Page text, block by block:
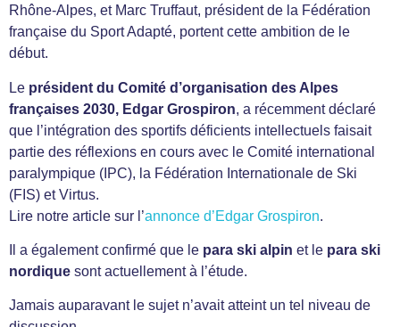
Rhône-Alpes, et Marc Truffaut, président de la Fédération
française du Sport Adapté, portent cette ambition de le
début.
Le président du Comité d’organisation des Alpes
françaises 2030, Edgar Grospiron, a récemment déclaré
que l’intégration des sportifs déficients intellectuels faisait
partie des réflexions en cours avec le Comité international
paralympique (IPC), la Fédération Internationale de Ski
(FIS) et Virtus.
Lire notre article sur l’annonce d’Edgar Grospiron.
Il a également confirmé que le para ski alpin et le para ski
nordique sont actuellement à l’étude.
Jamais auparavant le sujet n’avait atteint un tel niveau de